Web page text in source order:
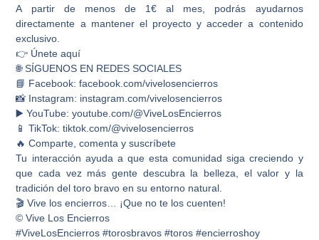
A partir de menos de 1€ al mes, podrás ayudarnos
directamente a mantener el proyecto y acceder a contenido
exclusivo.
👉 Únete aquí
🌐 SÍGUENOS EN REDES SOCIALES
📘 Facebook: facebook.com/vivelosencierros
📸 Instagram: instagram.com/vivelosencierros
▶️ YouTube: youtube.com/@ViveLosEncierros
📱 TikTok: tiktok.com/@vivelosencierros
🔥 Comparte, comenta y suscríbete
Tu interacción ayuda a que esta comunidad siga creciendo y
que cada vez más gente descubra la belleza, el valor y la
tradición del toro bravo en su entorno natural.
🎬 Vive los encierros… ¡Que no te los cuenten!
© Vive Los Encierros
#ViveLosEncierros #torosbravos #toros #encierroshoy